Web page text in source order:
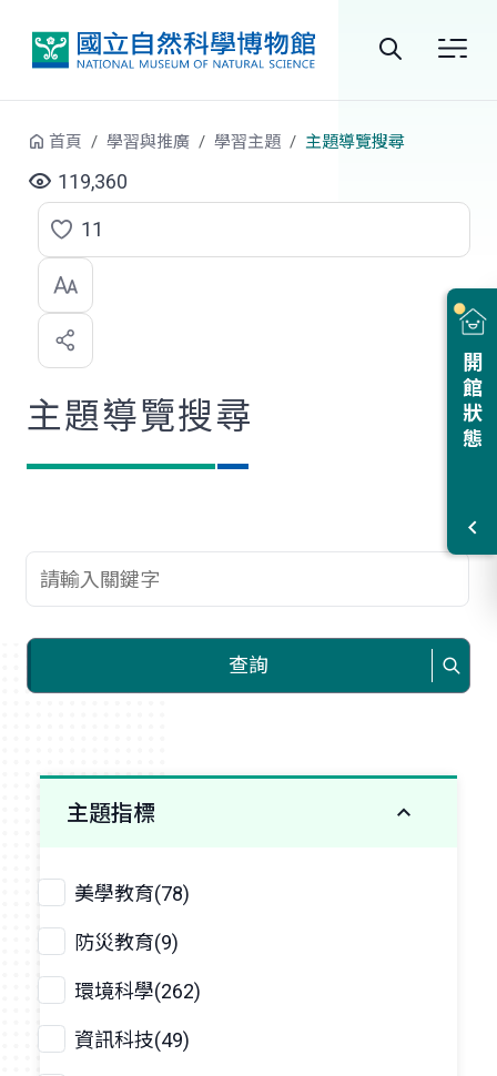
站
尋
開館狀態
首頁 學習與推廣 學習主題 主題導覽搜尋
119,360
點
選
喜
歡
11
主題導覽搜尋
查詢關鍵字
查詢
主題指標
美學教育(78)
防災教育(9)
環境科學(262)
資訊科技(49)